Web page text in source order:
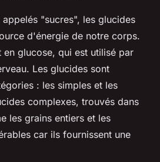
appelés "sucres", les glucides
d'énergie de notre corps.
en glucose, qui est utilisé par
Les glucides sont
: les simples et les
complexes, trouvés dans
les grains entiers et les
car ils fournissent une